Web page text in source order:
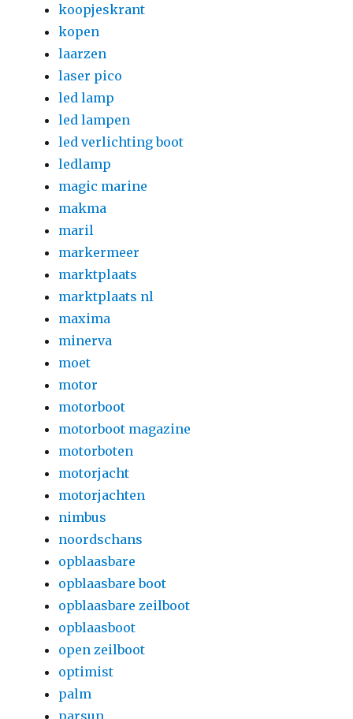
koopjeskrant
kopen
laarzen
laser pico
led lamp
led lampen
led verlichting boot
ledlamp
magic marine
makma
maril
markermeer
marktplaats
marktplaats nl
maxima
minerva
moet
motor
motorboot
motorboot magazine
motorboten
motorjacht
motorjachten
nimbus
noordschans
opblaasbare
opblaasbare boot
opblaasbare zeilboot
opblaasboot
open zeilboot
optimist
palm
parsun